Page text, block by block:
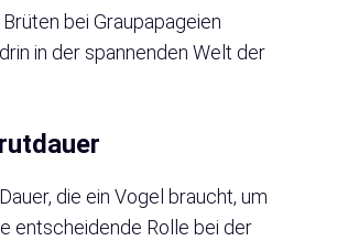
bei Graupapageien
in der spannenden Welt der
die ein Vogel braucht, um
entscheidende Rolle bei der